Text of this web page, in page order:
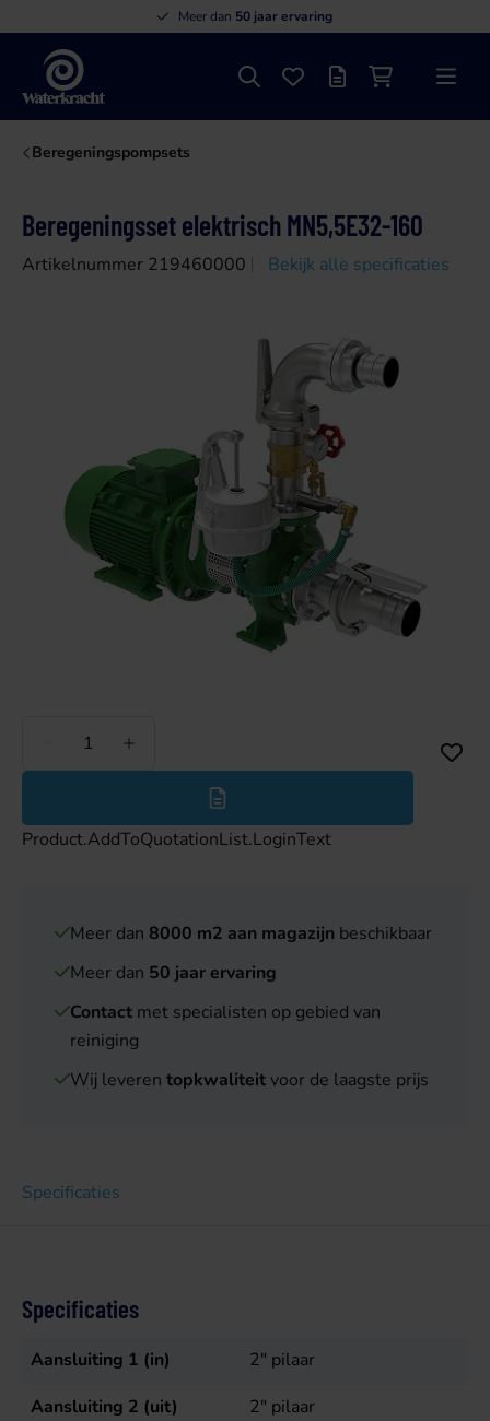
Meer dan 50 jaar ervaring
Waterkracht
ZoekenFavorieten
OffertelijstWinkelwagen
Menu
Beregeningspompsets
Beregeningsset elektrisch MN5,5E32-160
Artikelnummer 219460000 Bekijk alle specificaties
Minder
Product.AddToQuotationList.LoginText
Meer dan 8000 m2 aan magazijn beschikbaar
Meer dan 50 jaar ervaring
Contact met specialisten op gebied van
reiniging
Wij leveren topkwaliteit voor de laagste prijs
Specificaties
Specificaties
Aansluiting 1 (in)
2" pilaar
Aansluiting 2 (uit)
2" pilaar